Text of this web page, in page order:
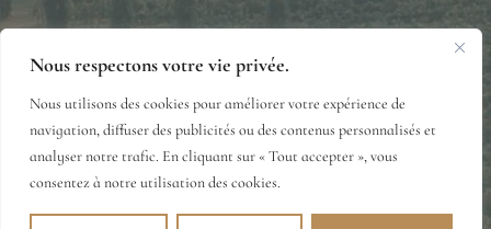
Nous respectons votre vie privée.
Nous utilisons des cookies pour améliorer votre expérience de
navigation, diffuser des publicités ou des contenus personnalisés et
analyser notre trafic. En cliquant sur « Tout accepter », vous
consentez à notre utilisation des cookies.
Mentions LégalesPolitique de Confidentialité
Conditions Générales de Vente
© 2026·DOMAINE-ESCOFFIER.COM